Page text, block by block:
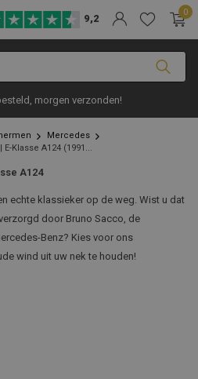
9,2
0
morgen verzonden!
Mercedes
Klasse A124 (1991...
A124
echte klassieker op de weg. Wist u dat
door Bruno Sacco, de
Benz? Kies voor ons
wind uit uw nek te houden!